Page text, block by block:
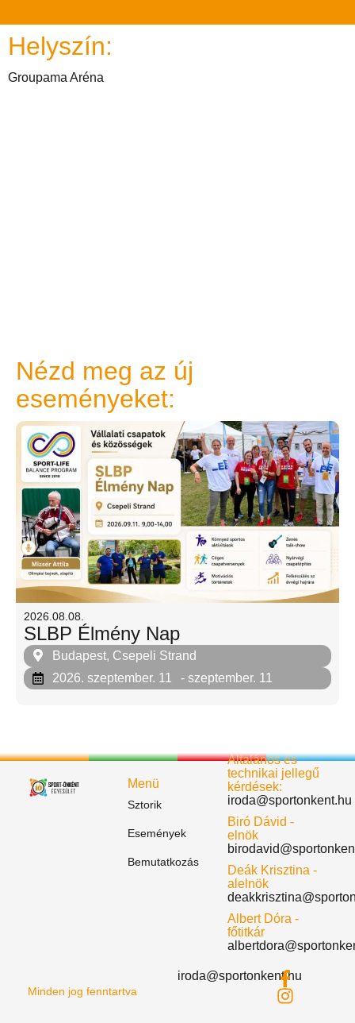
Helyszín:
Groupama Aréna
Nézd meg az új
eseményeket:
2026.08.08.
SLBP Élmény Nap
Budapest, Csepeli Strand
2026. szeptember. 11
- szeptember. 11
Menü
Sztorik
Események
Bemutatkozás
Általános és
technikai jellegű
kérdések:
iroda@sportonkent.hu
Biró Dávid -
elnök
Deák Krisztina -
alelnök
Albert Dóra -
főtitkár
Minden jog fenntartva
iroda@sportonkent.hu